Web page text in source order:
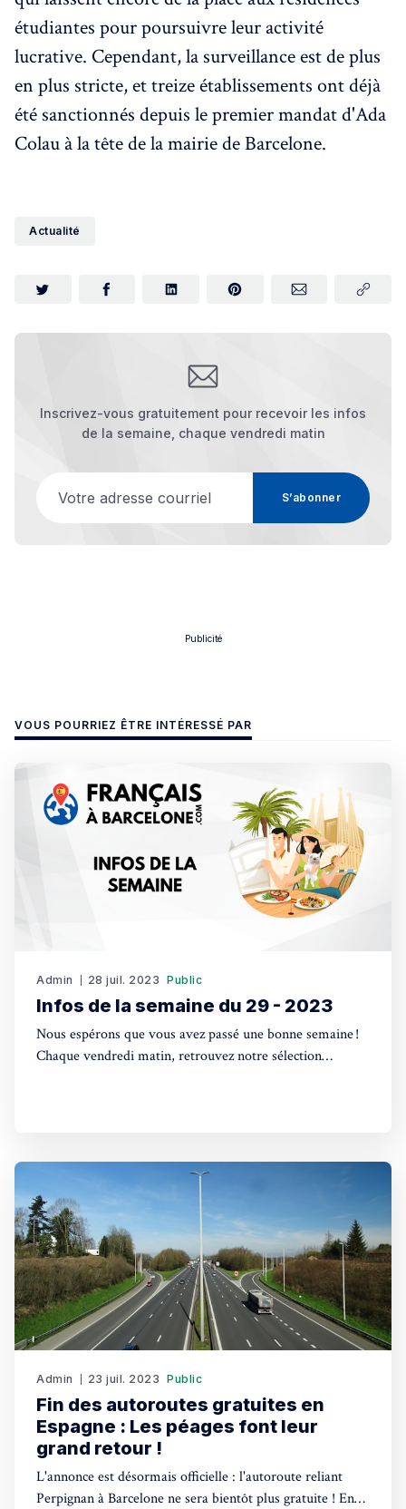
étudiantes pour poursuivre leur activité
lucrative. Cependant, la surveillance est de plus
en plus stricte, et treize établissements ont déjà
été sanctionnés depuis le premier mandat d'Ada
Colau à la tête de la mairie de Barcelone.
Actualité
Inscrivez-vous gratuitement pour recevoir les infos
de la semaine, chaque vendredi matin
S’abonner
Publicité
VOUS POURRIEZ ÊTRE INTÉRESSÉ PAR
Admin 28 juil. 2023 Public
Infos de la semaine du 29 - 2023
Nous espérons que vous avez passé une bonne semaine !
Chaque vendredi matin, retrouvez notre sélection
divergentsLa
Admin 23 juil. 2023 Public
Fin des autoroutes gratuites en
Espagne : Les péages font leur
grand retour !
L'annonce est désormais officielle : l'autoroute reliant
Perpignan à Barcelone ne sera bientôt plus gratuite ! En